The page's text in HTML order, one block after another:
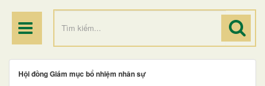
Hội đồng Giám mục bổ nhiệm nhân sự